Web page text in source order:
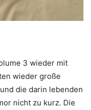
3 wieder mit
wieder große
die darin lebenden
nicht zu kurz. Die